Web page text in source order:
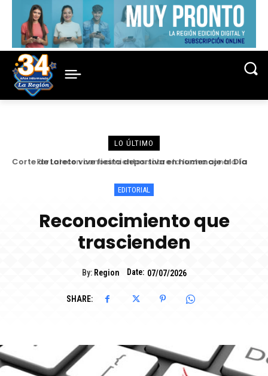
LO ÚLTIMO
Fortalecen conocimientos sobre la lucha contra la
Corte de Loreto
EDITORIAL
Reconocimiento que
trascienden
By: Region Date: 07/07/2026
SHARE: